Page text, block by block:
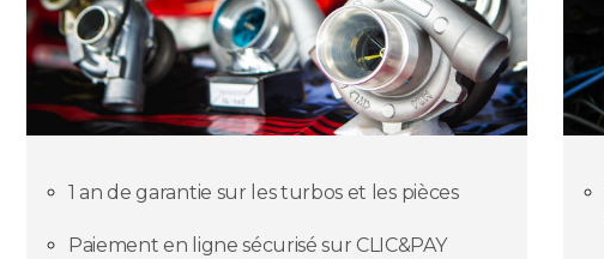
1 an de garantie sur les turbos et les pièces
Paiement en ligne sécurisé sur CLIC&PAY